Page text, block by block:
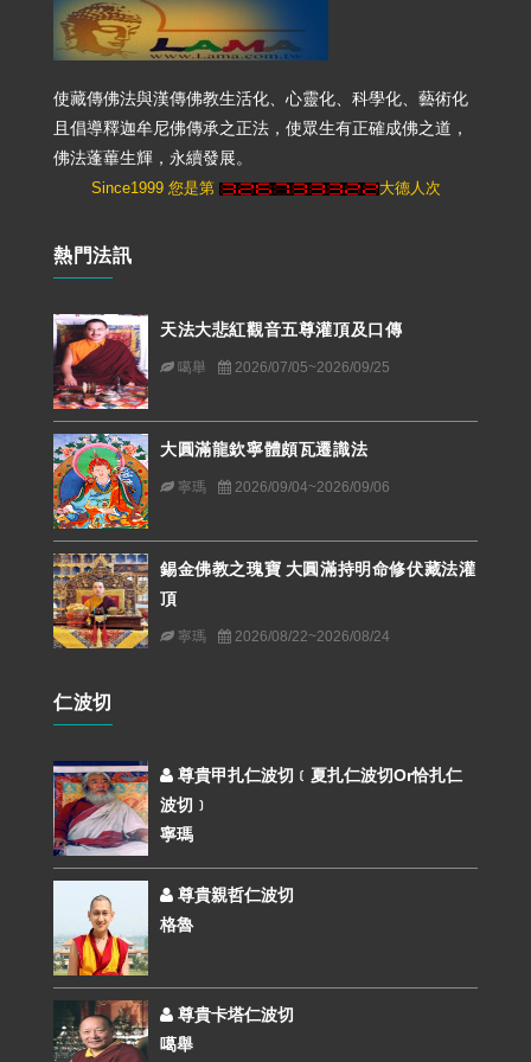
使藏傳佛法與漢傳佛教生活化、心靈化、科學化、藝術化
且倡導釋迦牟尼佛傳承之正法，使眾生有正確成佛之道，
佛法蓬蓽生輝，永續發展。
Since1999 您是第 大德人次
熱門法訊
天法大悲紅觀音五尊灌頂及口傳
噶舉 2026/07/05~2026/09/25
大圓滿龍欽寧體頗瓦遷識法
寧瑪 2026/09/04~2026/09/06
錫金佛教之瑰寶 大圓滿持明命修伏藏法灌
頂
寧瑪 2026/08/22~2026/08/24
仁波切
尊貴甲扎仁波切﹝夏扎仁波切or恰扎仁
波切﹞
寧瑪
尊貴親哲仁波切
格魯
尊貴卡塔仁波切
噶舉